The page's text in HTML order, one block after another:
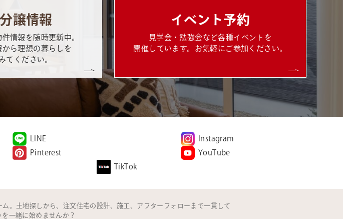
譲情報
情報を随時更新中。
ら理想の暮らしを
てください。
イベント予約
見学会・勉強会など各種イベントを
開催しています。お気軽にご参加ください。
LINE
Instagram
Pinterest
YouTube
TikTok
。土地探しから、注文住宅の設計、施工、アフターフォローまで一貫して
一緒に始めませんか？